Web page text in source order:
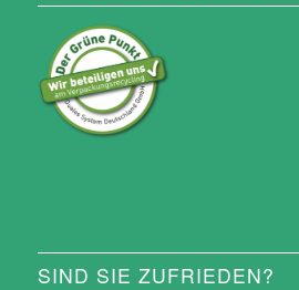
SIND SIE ZUFRIEDEN?